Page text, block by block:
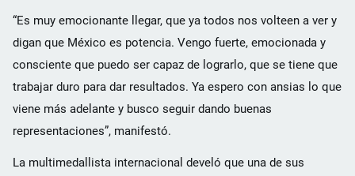
“Es muy emocionante llegar, que ya todos nos volteen a ver y
digan que México es potencia. Vengo fuerte, emocionada y
consciente que puedo ser capaz de lograrlo, que se tiene que
trabajar duro para dar resultados. Ya espero con ansias lo que
viene más adelante y busco seguir dando buenas
representaciones”, manifestó.
La multimedallista internacional develó que una de sus